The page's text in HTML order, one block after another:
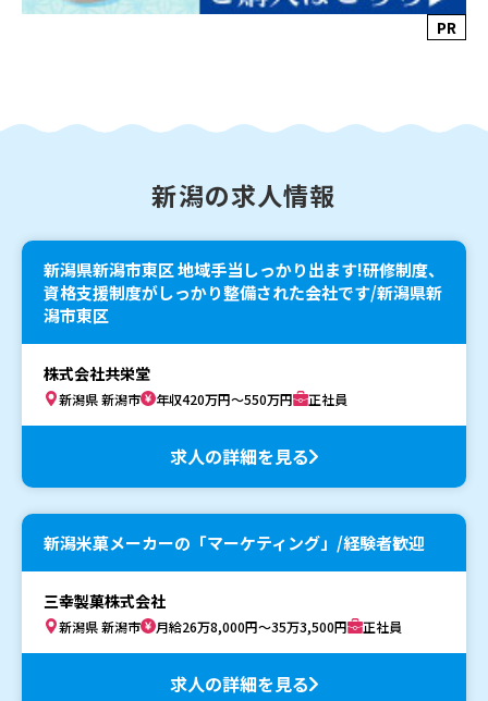
PR
新潟の求人情報
新潟県新潟市東区 地域手当しっかり出ます!研修制度、
資格支援制度がしっかり整備された会社です/新潟県新
潟市東区
株式会社共栄堂
新潟県 新潟市 年収420万円～550万円 正社員
求人の詳細を見る
新潟米菓メーカーの「マーケティング」/経験者歓迎
三幸製菓株式会社
新潟県 新潟市 月給26万8,000円～35万3,500円 正社員
求人の詳細を見る